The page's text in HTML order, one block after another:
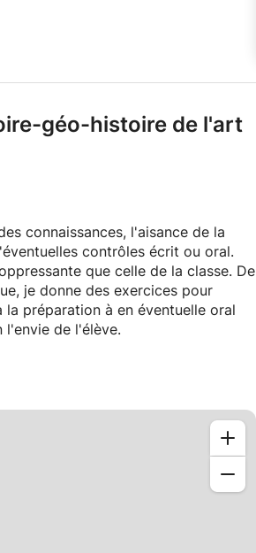
géo-histoire de l'art
connaissances, l'aisance de la
contrôles écrit ou oral.
que celle de la classe. De
je donne des exercices pour
préparation à en éventuelle oral
l'envie de l'élève.